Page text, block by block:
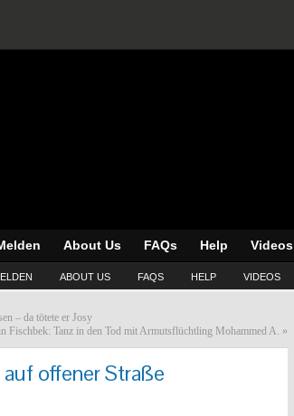
About Us FAQs Help Videos
ABOUT US FAQS HELP VIDEOS
– da tötete er Josy
Fischbek: Tanz in den Tod mit Armutsflüchtling Mohammed A. »
offener Straße